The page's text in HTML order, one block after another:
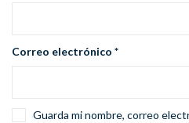
Correo electrónico *
Guarda mi nombre, correo